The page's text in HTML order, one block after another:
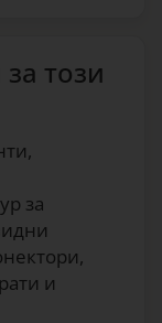
този
за
и